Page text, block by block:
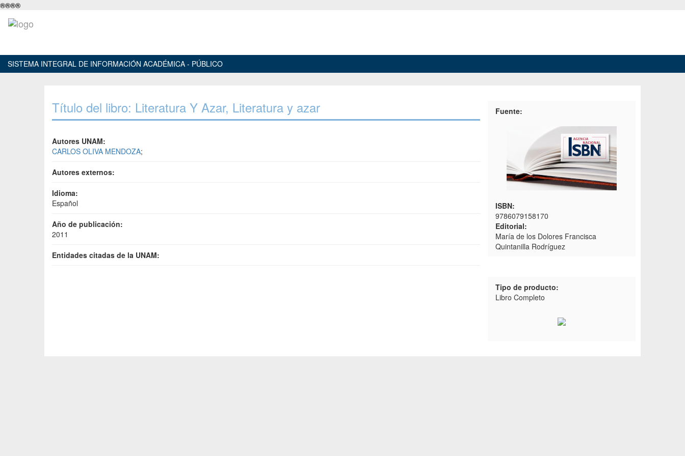
®®®®
SISTEMA INTEGRAL DE INFORMACIÓN ACADÉMICA - PÚBLICO
Título del libro: Literatura Y Azar, Literatura y azar
Autores UNAM:
CARLOS OLIVA MENDOZA;
Autores externos:
Idioma:
Español
Año de publicación:
2011
Entidades citadas de la UNAM:
Fuente:
ISBN:
9786079158170
Editorial:
María de los Dolores Francisca
Quintanilla Rodríguez
Tipo de producto:
Libro Completo